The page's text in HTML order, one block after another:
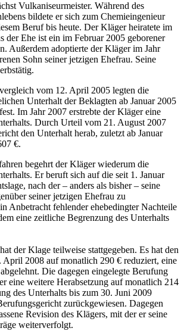
Vulkaniseurmeister. Während des
bildete er sich zum Chemieingenieur
Beruf bis heute. Der Kläger heiratete im
der Ehe ist ein im Februar 2005 geborener
Außerdem adoptierte der Kläger im Jahr
Sohn seiner jetzigen Ehefrau. Seine
vom 12. April 2005 legten die
Unterhalt der Beklagten ab Januar 2005
Im Jahr 2007 erstrebte der Kläger eine
Durch Urteil vom 21. August 2007
den Unterhalt herab, zuletzt ab Januar
€.
begehrt der Kläger wiederum die
Er beruft sich auf die seit 1. Januar
nach der – anders als bisher – seine
seiner jetzigen Ehefrau zu
Anbetracht fehlender ehebedingter Nachteile
eine zeitliche Begrenzung des Unterhalts
der Klage teilweise stattgegeben. Es hat den
April 2008 auf monatlich 290 € reduziert, eine
Die dagegen eingelegte Berufung
eine weitere Herabsetzung auf monatlich 214
des Unterhalts bis zum 30. Juni 2009
zurückgewiesen. Dagegen
Revision des Klägers, mit der er seine
weiterverfolgt.